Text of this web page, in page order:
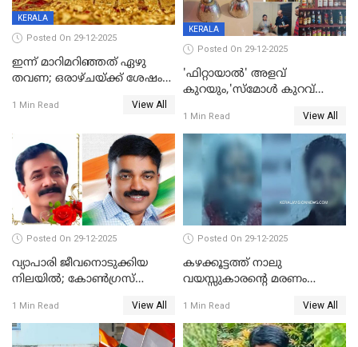
KERALA
Posted On 29-12-2025
ഇന്ന് മാറിമറിഞ്ഞത് ഏഴു
തവണ; ഒരാഴ്ചയ്ക്ക് ശേഷം
1 Min Read View All
KERALA
Posted On 29-12-2025
'ഫിറ്റായാൽ' അളവ്
കുറയും,'സ്‌മോൾ കുറവ്
പിഴ
1 Min Read View All
Posted On 29-12-2025
വ്യാപാരി ജീവനൊടുക്കിയ
നിലയില്‍; കോണ്‍ഗ്രസ്
മാനസികപീഡനമെന്ന് കുറിപ്പ്
1 Min Read View All
Posted On 29-12-2025
കഴക്കൂട്ടത്ത് നാലു
വയസ്സുകാരന്റെ മരണം
സുഹൃത്തും പൊലീസ്
കസ്റ്റഡിയിൽ
1 Min Read View All